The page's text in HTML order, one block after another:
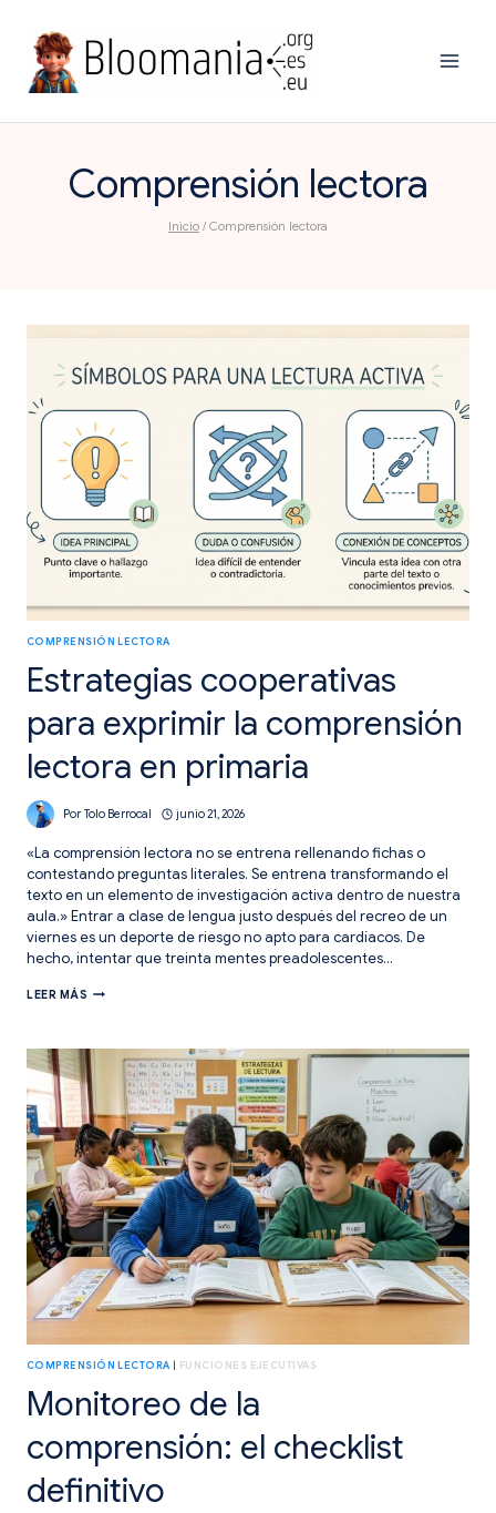
contenido
Comprensión lectora
Inicio / Comprensión lectora
COMPRENSIÓN LECTORA
Estrategias cooperativas
para exprimir la comprensión
lectora en primaria
Por Tolo Berrocal junio 21, 2026
«La comprensión lectora no se entrena rellenando fichas o
contestando preguntas literales. Se entrena transformando el
texto en un elemento de investigación activa dentro de nuestra
aula.» Entrar a clase de lengua justo después del recreo de un
viernes es un deporte de riesgo no apto para cardíacos. De
hecho, intentar que treinta mentes preadolescentes…
LEER MÁS ESTRATEGIAS
LA
COMPRENSIÓN
LECTORA
EN
PRIMARIA
COMPRENSIÓN LECTORA | FUNCIONES EJECUTIVAS
Monitoreo de la
comprensión: el checklist
definitivo